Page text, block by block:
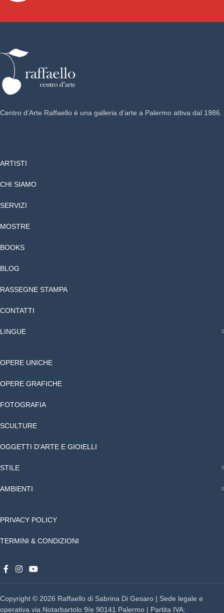
Centro d’Arte Raffaello è una galleria d’arte a Palermo attiva dal 1986.
ARTISTI
CHI SIAMO
SERVIZI
MOSTRE
BOOKS
BLOG
RASSEGNE STAMPA
CONTATTI
LINGUE
OPERE UNICHE
OPERE GRAFICHE
FOTOGRAFIA
SCULTURE
OGGETTI D’ARTE E GIOIELLI
STILE
AMBIENTI
PRIVACY POLICY
TERMINI & CONDIZIONI
Copyright © 2026 Raffaello di Sabrina Di Gesaro | Sede legale e
operativa via Notarbartolo 9/e 90141 Palermo | Partita IVA: